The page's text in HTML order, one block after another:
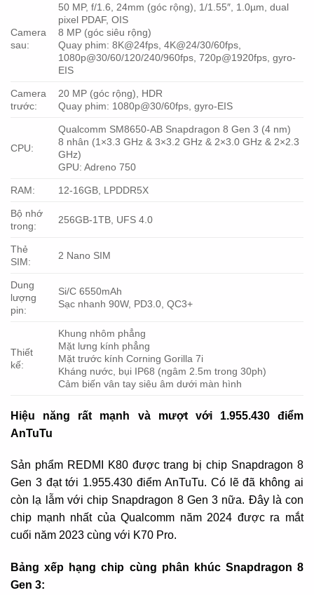
Camera
sau:
50 MP, f/1.6, 24mm (góc rộng), 1/1.55″, 1.0µm, dual
pixel PDAF, OIS
8 MP (góc siêu rộng)
Quay phim: 8K@24fps, 4K@24/30/60fps,
1080p@30/60/120/240/960fps, 720p@1920fps, gyro-
EIS
Camera
trước:
20 MP (góc rộng), HDR
Quay phim: 1080p@30/60fps, gyro-EIS
CPU:
Qualcomm SM8650-AB Snapdragon 8 Gen 3 (4 nm)
8 nhân (1×3.3 GHz & 3×3.2 GHz & 2×3.0 GHz & 2×2.3
GHz)
GPU: Adreno 750
RAM: 12-16GB, LPDDR5X
Bộ nhớ
trong:
256GB-1TB, UFS 4.0
Thẻ
SIM:
2 Nano SIM
Dung
lượng
pin:
Si/C 6550mAh
Sạc nhanh 90W, PD3.0, QC3+
Thiết
kế:
Khung nhôm phẳng
Mặt lưng kính phẳng
Mặt trước kính Corning Gorilla 7i
Kháng nước, bụi IP68 (ngâm 2.5m trong 30ph)
Cảm biến vân tay siêu âm dưới màn hình
Hiệu năng rất mạnh và mượt với 1.955.430 điểm
AnTuTu
Sản phẩm REDMI K80 được trang bị chip Snapdragon 8
Gen 3 đạt tới 1.955.430 điểm AnTuTu. Có lẽ đã không ai
còn lạ lẫm với chip Snapdragon 8 Gen 3 nữa. Đây là con
chip mạnh nhất của Qualcomm năm 2024 được ra mắt
cuối năm 2023 cùng với K70 Pro.
Bảng xếp hạng chip cùng phân khúc Snapdragon 8
Gen 3: